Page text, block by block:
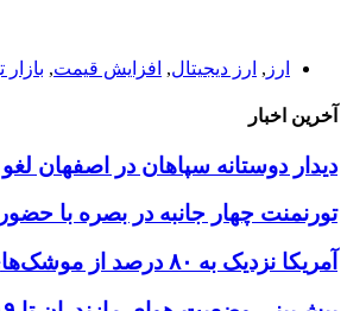
ارز , ارز دیجیتال, افزایش قیمت, بازار
آخرین اخبار
دیدار دوستانه سپاهان در اصفهان
تورنمنت چهار جانبه در بصره با
آمریکا نزدیک به ۸۰ درصد از موشک‌های رهگیر کلیدی خود را مصرف کرده است